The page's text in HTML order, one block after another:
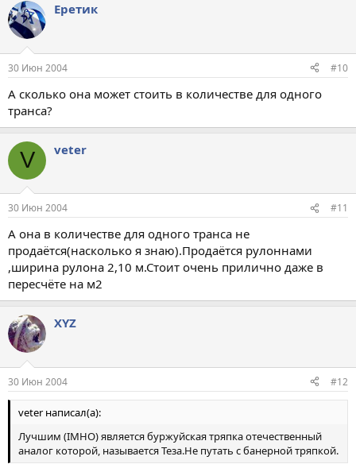
Еретик
30 Июн 2004 #10
А сколько она может стоить в количестве для одного
транса?
V veter
30 Июн 2004 #11
А она в количестве для одного транса не
продаётся(насколько я знаю).Продаётся рулоннами
,ширина рулона 2,10 м.Стоит очень прилично даже в
пересчёте на м2
XYZ
30 Июн 2004 #12
veter написал(а):
Лучшим (IMHO) является буржуйская тряпка отечественный
аналог которой, называется Теза.Не путать с банерной тряпкой.